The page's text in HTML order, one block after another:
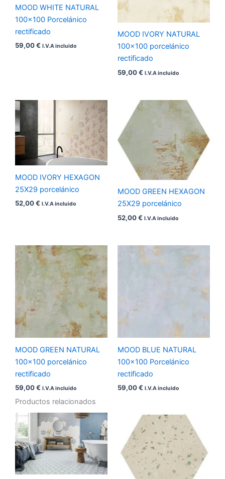
MOOD WHITE NATURAL
100×100 Porcelánico
rectificado
59,00€ I.V.A incluido
MOOD IVORY NATURAL
100×100 porcelánico
rectificado
59,00€ I.V.A incluido
MOOD IVORY HEXAGON
25X29 porcelánico
52,00€ I.V.A incluido
MOOD GREEN HEXAGON
25X29 porcelánico
52,00€ I.V.A incluido
MOOD GREEN NATURAL
100×100 porcelánico
rectificado
59,00€ I.V.A incluido
MOOD BLUE NATURAL
100×100 Porcelánico
rectificado
59,00€ I.V.A incluido
Productos relacionados